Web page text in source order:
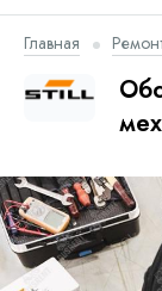
Главная